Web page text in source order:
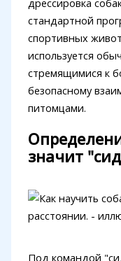
дрессировка
стандартной
спортивных
используется
стремящимися к
безопасному
питомцами.
значит
Под командой